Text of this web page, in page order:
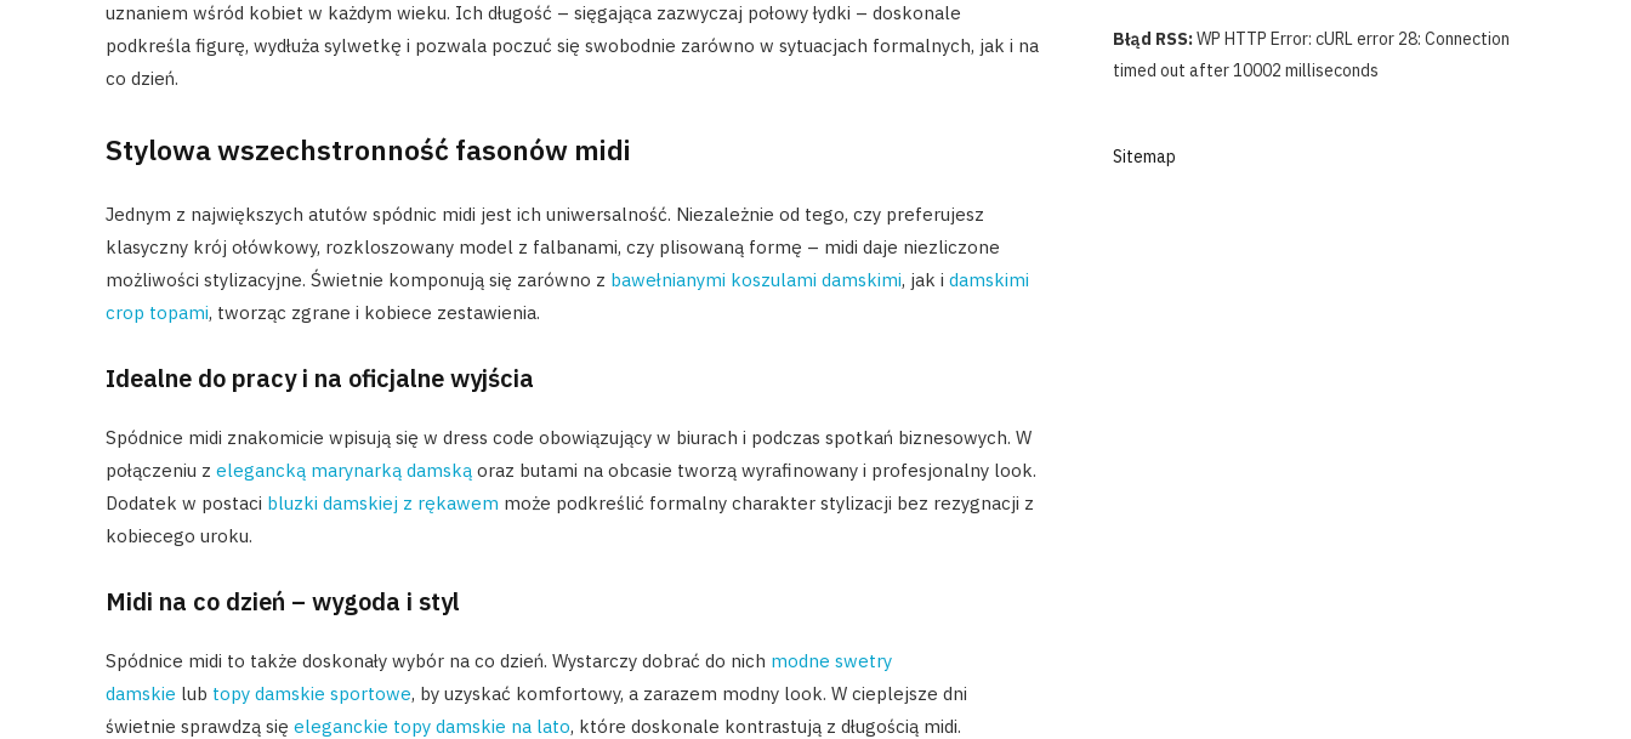
uznaniem wśród kobiet w każdym wieku. Ich długość – sięgająca zazwyczaj połowy łydki – doskonale
podkreśla figurę, wydłuża sylwetkę i pozwala poczuć się swobodnie zarówno w sytuacjach formalnych, jak i na
co dzień.
Stylowa wszechstronność fasonów midi
Jednym z największych atutów spódnic midi jest ich uniwersalność. Niezależnie od tego, czy preferujesz
klasyczny krój ołówkowy, rozkloszowany model z falbanami, czy plisowaną formę – midi daje niezliczone
możliwości stylizacyjne. Świetnie komponują się zarówno z bawełnianymi koszulami damskimi, jak i damskimi
crop topami, tworząc zgrane i kobiece zestawienia.
Idealne do pracy i na oficjalne wyjścia
Spódnice midi znakomicie wpisują się w dress code obowiązujący w biurach i podczas spotkań biznesowych. W
połączeniu z elegancką marynarką damską oraz butami na obcasie tworzą wyrafinowany i profesjonalny look.
Dodatek w postaci bluzki damskiej z rękawem może podkreślić formalny charakter stylizacji bez rezygnacji z
kobiecego uroku.
Midi na co dzień – wygoda i styl
Spódnice midi to także doskonały wybór na co dzień. Wystarczy dobrać do nich modne swetry
damskie lub topy damskie sportowe, by uzyskać komfortowy, a zarazem modny look. W cieplejsze dni
świetnie sprawdzą się eleganckie topy damskie na lato, które doskonale kontrastują z długością midi.
Błąd RSS:WP HTTP Error: cURL error 28: Connection
timed out after 10002 milliseconds
Sitemap